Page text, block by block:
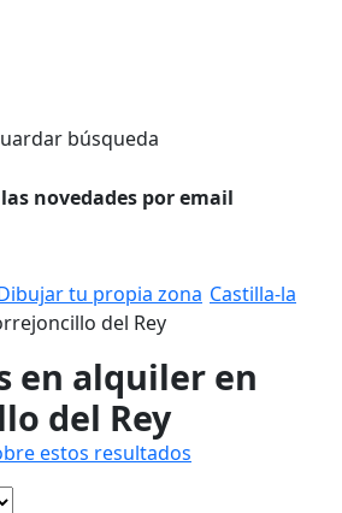
búsqueda
novedades por email
tu propia zona Castilla-la
del Rey
en alquiler en
del Rey
estos resultados